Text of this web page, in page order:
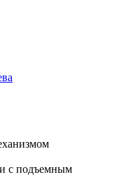
с подъемным